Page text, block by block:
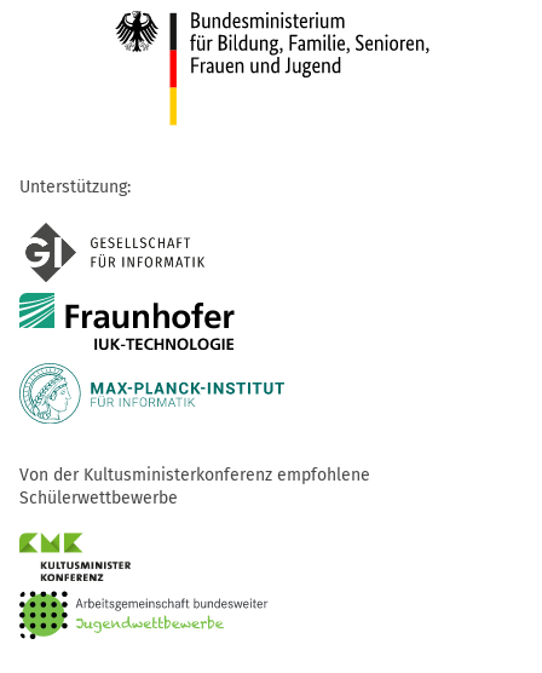
Unterstützung:
Von der Kultusministerkonferenz empfohlene
Schülerwettbewerbe